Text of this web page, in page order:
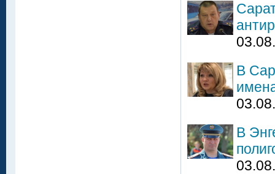
В
В